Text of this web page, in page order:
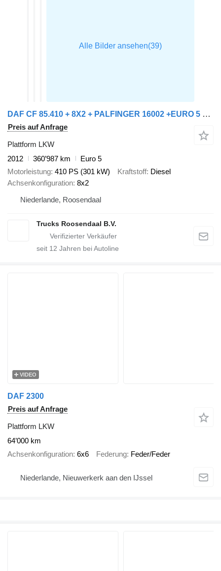
DAF CF 85.410 + 8X2 + PALFINGER 16002 +EURO 5 + REMOTE
Preis auf Anfrage
Plattform LKW
2012
360’987 km
Euro 5
Motorleistung 410 PS (301 kW) Kraftstoff Diesel
Achsenkonfiguration 8x2
Niederlande, Roosendaal
Trucks Roosendaal B.V.
seit 12 Jahren bei Autoline
VIDEO
DAF 2300
Preis auf Anfrage
Plattform LKW
64’000 km
Achsenkonfiguration 6x6 Federung Feder/Feder
Niederlande, Nieuwerkerk aan den IJssel